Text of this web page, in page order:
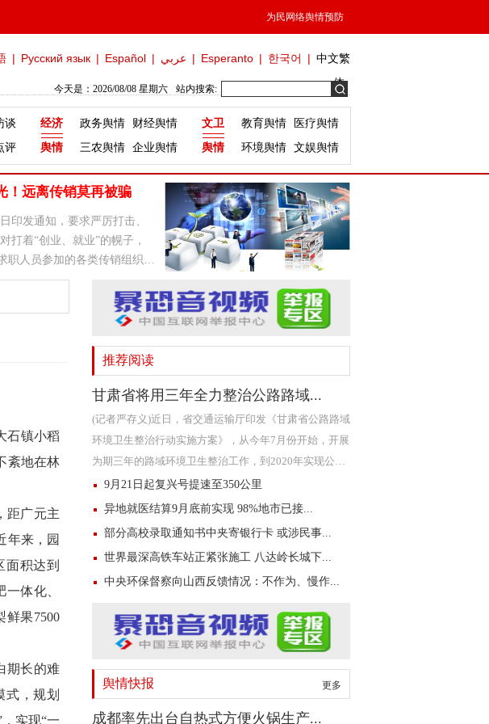
为民网络舆情预防
| Русский язык | Español | عربي | Esperanto | 한국어 | 中文繁
体
今天是：2026/08/08 星期六 站内搜索:
谈
评
经济
舆情
政务舆情
财经舆情
三农舆情
企业舆情
文卫
舆情
教育舆情
医疗舆情
环境舆情
文娱舆情
！远离传销莫再被骗
印发通知，要求严厉打击、
打着“创业、就业”的幌子，
职人员参加的各类传销组织，
推荐阅读
甘肃省将用三年全力整治公路路域...
(记者严存义)近日，省交通运输厅印发《甘肃省公路路域
环境卫生整治行动实施方案》，从今年7月份开始，开展
为期三年的路域环境卫生整治工作，到2020年实现公路
沿线视野内无垃
9月21日起复兴号提速至350公里
异地就医结算9月底前实现 98%地市已接...
部分高校录取通知书中夹寄银行卡 或涉民事...
世界最深高铁车站正紧张施工 八达岭长城下...
中央环保督察向山西反馈情况：不作为、慢作...
更多
舆情快报
成都率先出台自热式方便火锅生产...
石镇小稻
紊地在林
距广元主
年来，园
面积达到
体化、
鲜果7500
期长的难
式，规划
实现“一